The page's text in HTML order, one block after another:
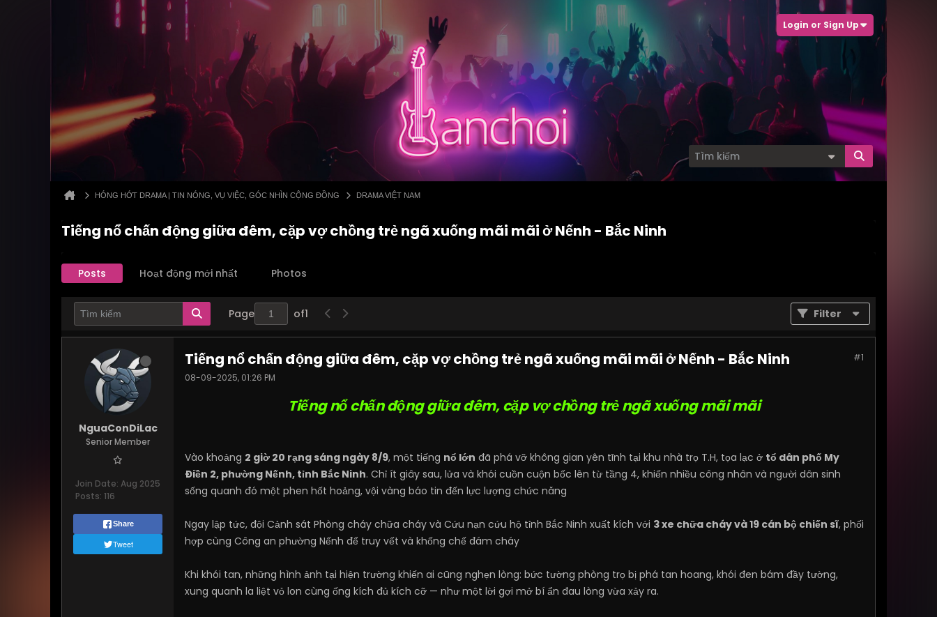
Login or Sign Up
HÓNG HỚT DRAMA | TIN NÓNG, VỤ VIỆC, GÓC NHÌN CỘNG ĐỒNG DRAMA VIỆT NAM
Tiếng nổ chấn động giữa đêm, cặp vợ chồng trẻ ngã xuống mãi mãi ở Nếnh - Bắc Ninh
Posts Hoạt động mới nhất Photos
Page of1 Filter
NguaConDiLac
Senior Member
Join Date: Aug 2025
Posts: 116
Share
Tweet
#1
Tiếng nổ chấn động giữa đêm, cặp vợ chồng trẻ ngã xuống mãi mãi ở Nếnh - Bắc Ninh
08-09-2025, 01:26 PM
Tiếng nổ chấn động giữa đêm, cặp vợ chồng trẻ ngã xuống mãi mãi
Vào khoảng 2 giờ 20 rạng sáng ngày 8/9, một tiếng nổ lớn đã phá vỡ không gian yên tĩnh tại khu nhà trọ T.H, tọa lạc ở tổ dân phố My
Điền 2, phường Nếnh, tỉnh Bắc Ninh. Chỉ ít giây sau, lửa và khói cuồn cuộn bốc lên từ tầng 4, khiến nhiều công nhân và người dân sinh
sống quanh đó một phen hốt hoảng, vội vàng báo tin đến lực lượng chức năng
Ngay lập tức, đội Cảnh sát Phòng cháy chữa cháy và Cứu nạn cứu hộ tỉnh Bắc Ninh xuất kích với 3 xe chữa cháy và 19 cán bộ chiến sĩ, phối
hợp cùng Công an phường Nếnh để truy vết và khống chế đám cháy
Khi khói tan, những hình ảnh tại hiện trường khiến ai cũng nghẹn lòng: bức tường phòng trọ bị phá tan hoang, khói đen bám đầy tường,
xung quanh la liệt vỏ lon cùng ống kích đủ kích cỡ — như một lời gợi mở bí ẩn đau lòng vừa xảy ra.